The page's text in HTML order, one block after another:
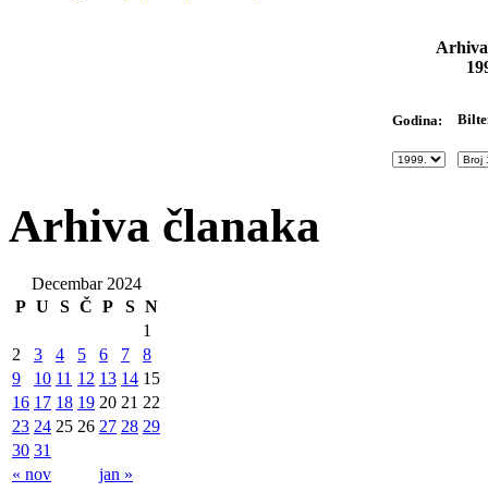
Godina:
Arhiva članaka
Decembar 2024
P U S Č P S N
« nov jan »
1
2
3 4 5 6 7
8
9
10 11 12 13 14 15
16 17 18 19 20 21 22
23 24 25 26 27 28 29
30 31